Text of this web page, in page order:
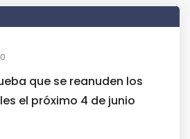
que se reanuden los
el próximo 4 de junio